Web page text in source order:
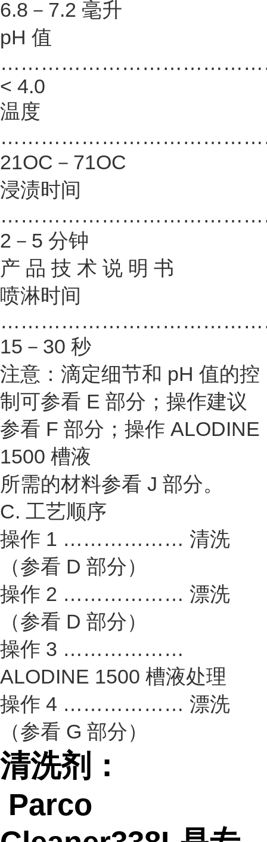
6.8－7.2 毫升
pH 值
< 4.0
温度
21OC－71OC
浸渍时间
2－5 分钟
产 品 技 术 说 明 书
喷淋时间
15－30 秒
注意：滴定细节和 pH 值的控
制可参看 E 部分；操作建议
参看 F 部分；操作 ALODINE
1500 槽液
所需的材料参看 J 部分。
C. 工艺顺序
操作 1 ……………… 清洗
（参看 D 部分）
操作 2 ……………… 漂洗
（参看 D 部分）
操作 3 ………………
ALODINE 1500 槽液处理
操作 4 ……………… 漂洗
（参看 G 部分）
清洗剂：
Parco